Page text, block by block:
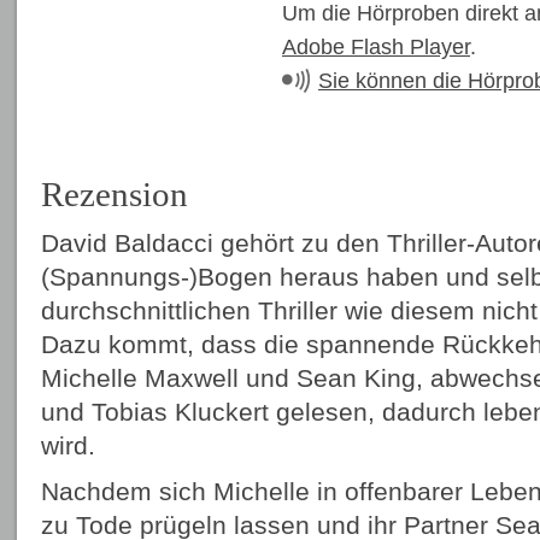
Um die Hörproben direkt
Adobe Flash Player.
Sie können die
Rezension
David Baldacci gehört zu den Thriller-
(Spannungs-)Bogen heraus haben und
durchschnittlichen Thriller wie diesem
Dazu kommt, dass die spannende
Michelle Maxwell und Sean King,
und Tobias Kluckert gelesen, dadurch
wird.
Nachdem sich Michelle in offenbarer
zu Tode prügeln lassen und ihr Partner